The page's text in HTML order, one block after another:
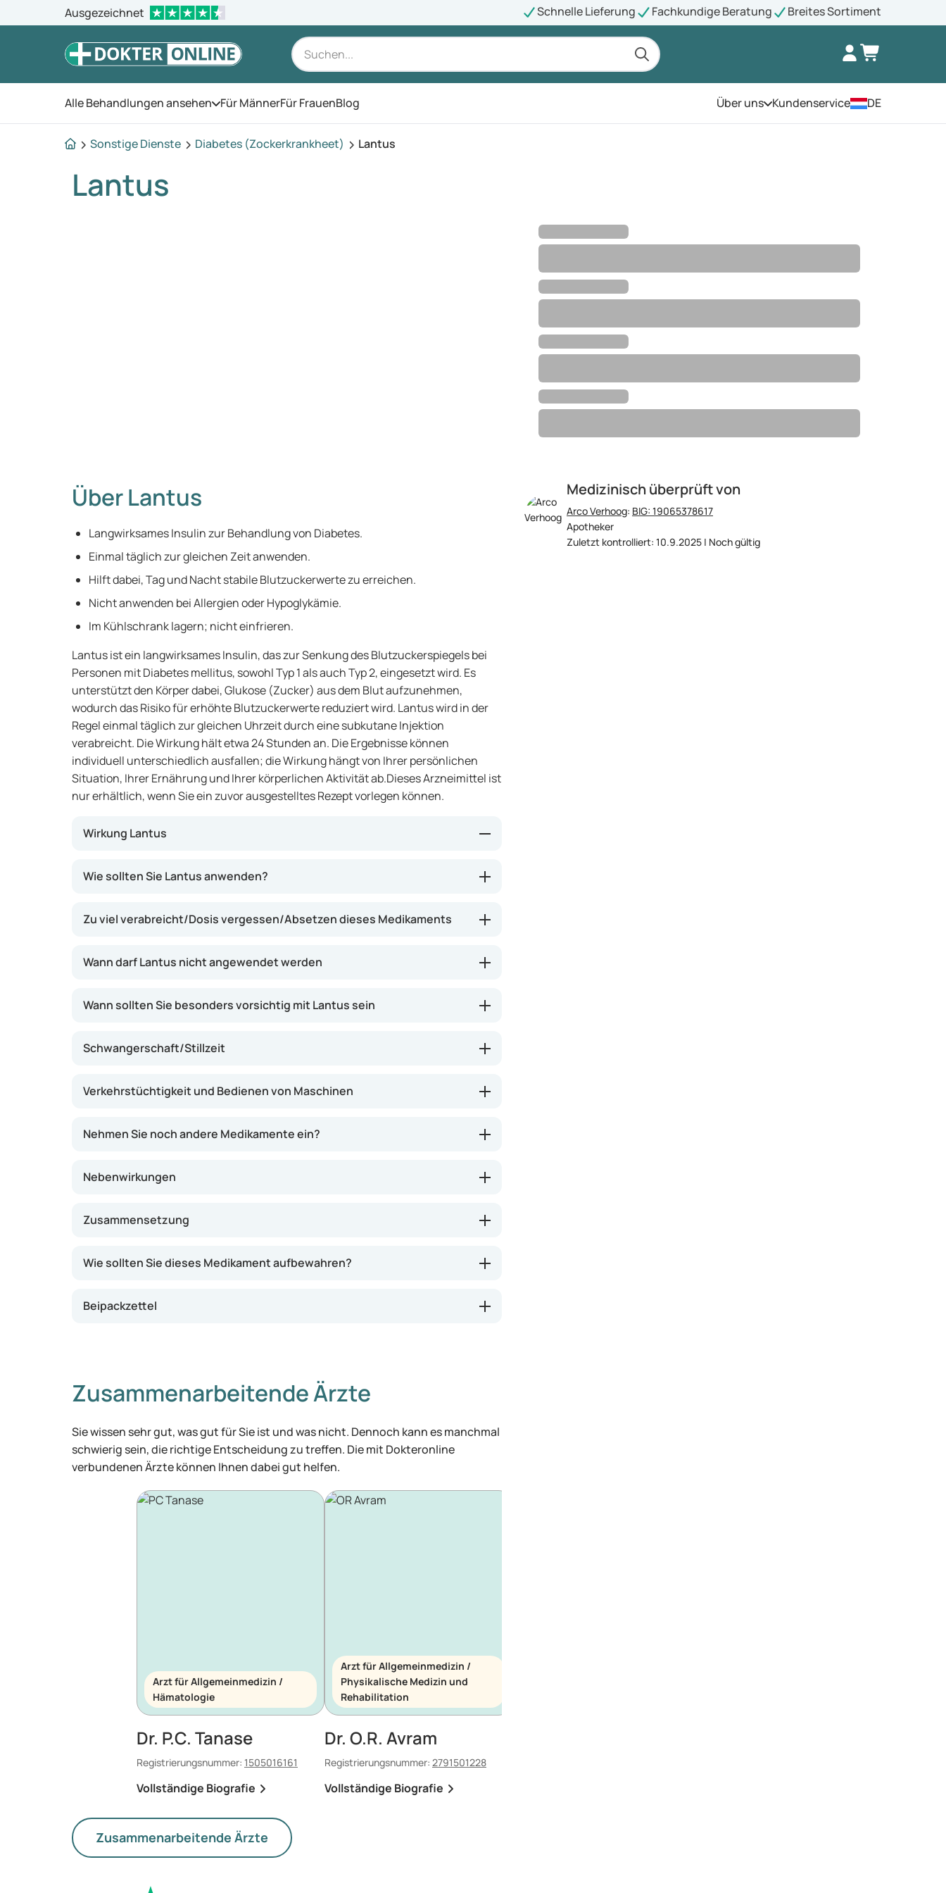
Ausgezeichnet Schnelle Lieferung Fachkundige Beratung Breites Sortiment
Alle Behandlungen ansehen Öffnen Sie das Menü
Für MännerFür FrauenBlog Über unsÖffnen Sie das Menü
Kundenservice DE
Sonstige Dienste Diabetes (Zockerkrankheet) Lantus
Lantus
Medizinisch überprüft von
Arco Verhoog: BIG: 19065378617
Apotheker
Zuletzt kontrolliert: 10.9.2025 | Noch gültig
Über Lantus
Langwirksames Insulin zur Behandlung von Diabetes.
Einmal täglich zur gleichen Zeit anwenden.
Hilft dabei, Tag und Nacht stabile Blutzuckerwerte zu erreichen.
Nicht anwenden bei Allergien oder Hypoglykämie.
Im Kühlschrank lagern; nicht einfrieren.
Lantus ist ein langwirksames Insulin, das zur Senkung des Blutzuckerspiegels bei
Personen mit Diabetes mellitus, sowohl Typ 1 als auch Typ 2, eingesetzt wird. Es
unterstützt den Körper dabei, Glukose (Zucker) aus dem Blut aufzunehmen,
wodurch das Risiko für erhöhte Blutzuckerwerte reduziert wird. Lantus wird in der
Regel einmal täglich zur gleichen Uhrzeit durch eine subkutane Injektion
verabreicht. Die Wirkung hält etwa 24 Stunden an. Die Ergebnisse können
individuell unterschiedlich ausfallen; die Wirkung hängt von Ihrer persönlichen
Situation, Ihrer Ernährung und Ihrer körperlichen Aktivität ab.Dieses Arzneimittel ist
nur erhältlich, wenn Sie ein zuvor ausgestelltes Rezept vorlegen können.
Wirkung Lantus
Insulin in Ihrem Körper. Dadurch bleibt Ihr Blutzucker tagsüber und nachts
verringern und das Risiko von Komplikationen bei Diabetes zu senken. Es ist als
Diabetesmedikamenten kombiniert.
Wie sollten Sie Lantus anwenden?
Zu viel verabreicht/Dosis vergessen/Absetzen dieses Medikaments
Wann darf Lantus nicht angewendet werden
Wann sollten Sie besonders vorsichtig mit Lantus sein
Schwangerschaft/Stillzeit
Verkehrstüchtigkeit und Bedienen von Maschinen
Nehmen Sie noch andere Medikamente ein?
Nebenwirkungen
Zusammensetzung
Wie sollten Sie dieses Medikament aufbewahren?
Beipackzettel
Zusammenarbeitende Ärzte
Sie wissen sehr gut, was gut für Sie ist und was nicht. Dennoch kann es manchmal
schwierig sein, die richtige Entscheidung zu treffen. Die mit Dokteronline
verbundenen Ärzte können Ihnen dabei gut helfen.
Arzt für Allgemeinmedizin /
Hämatologie
Dr. P.C. Tanase
Registrierungsnummer: 1505016161
Vollständige Biografie
Arzt für Allgemeinmedizin /
Physikalische Medizin und
Rehabilitation
Dr. O.R. Avram
Registrierungsnummer: 2791501228
Vollständige Biografie
Zusammenarbeitende Ärzte